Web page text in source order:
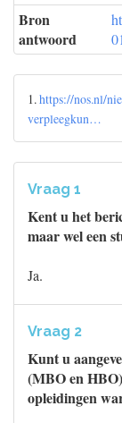
Bron
antwoord
1.https://nos.nl/
verpleegkun…
Vraag 1
Kent u het
maar wel een
Ja.
Vraag 2
Kunt u
(MBO en
opleidingen